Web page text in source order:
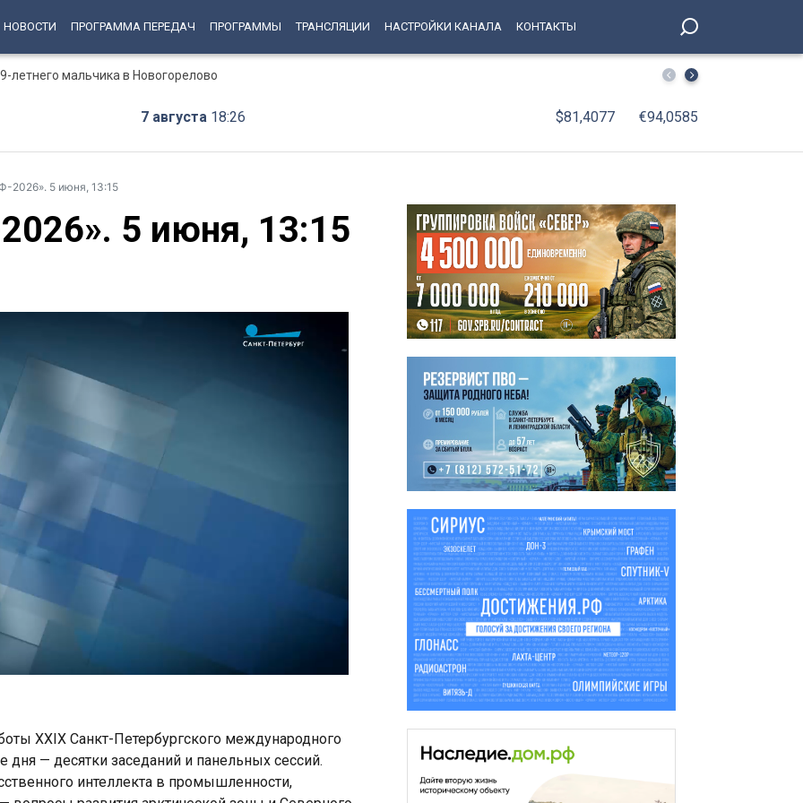
НОВОСТИ ПРОГРАММА ПЕРЕДАЧ ПРОГРАММЫ ТРАНСЛЯЦИИ НАСТРОЙКИ КАНАЛА КОНТАКТЫ
летнего мальчика в Новогорелово «Убил знакомого и вынес по частям в мусор»: суд
7 августа 18:26 $81,4077 €94,0585
2026». 5 июня, 13:15
5 июня, 13:15
XXIX Санкт-Петербургского международного
— десятки заседаний и панельных сессий.
интеллекта в промышленности,